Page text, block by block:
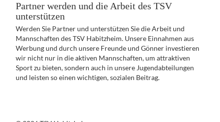
Partner werden und die Arbeit des TSV
unterstützen
Werden Sie Partner und unterstützen Sie die Arbeit und
Mannschaften des TSV Habitzheim. Unsere Einnahmen aus
Werbung und durch unsere Freunde und Gönner investieren
wir nicht nur in die aktiven Mannschaften, um attraktiven
Sport zu bieten, sondern auch in unsere Jugendabteilungen
und leisten so einen wichtigen, sozialen Beitrag.